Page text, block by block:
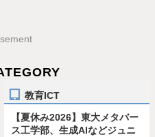
教育ICT
【夏休み2026】東大メタバー
ス工学部、生成AIなどジュニ